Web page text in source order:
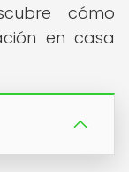
cómo
en casa